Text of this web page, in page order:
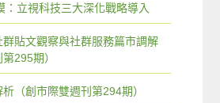
：立視科技三大深化戰略導入
貼文觀察與社群服務篇市調解
295期）
（創市際雙週刊第294期）